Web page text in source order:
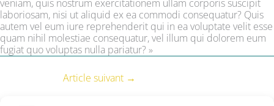
veniam, quis nostrum exercitationem ullam corporis suscipit
laboriosam, nisi ut aliquid ex ea commodi consequatur? Quis
autem vel eum iure reprehenderit qui in ea voluptate velit esse
quam nihil molestiae consequatur, vel illum qui dolorem eum
fugiat quo voluptas nulla pariatur? »
Article suivant →